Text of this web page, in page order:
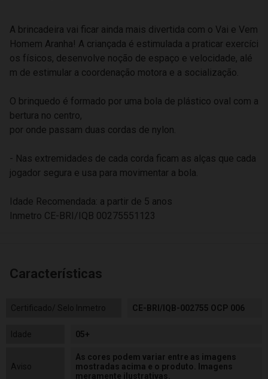
A brincadeira vai ficar ainda mais divertida com o Vai e Vem
Homem Aranha! A criançada é estimulada a praticar exercíci
os físicos, desenvolve noção de espaço e velocidade, alé
m de estimular a coordenação motora e a socialização.
O brinquedo é formado por uma bola de plástico oval com a
bertura no centro,
por onde passam duas cordas de nylon.
- Nas extremidades de cada corda ficam as alças que cada
jogador segura e usa para movimentar a bola.
Idade Recomendada: a partir de 5 anos
Inmetro CE-BRI/IQB 00275551123
Características
Certificado/ Selo Inmetro CE-BRI/IQB-002755 OCP 006
Idade 05+
Aviso
As cores podem variar entre as imagens
mostradas acima e o produto. Imagens
meramente ilustrativas.